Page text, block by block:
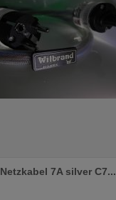
Netzkabel 7A silver C7...